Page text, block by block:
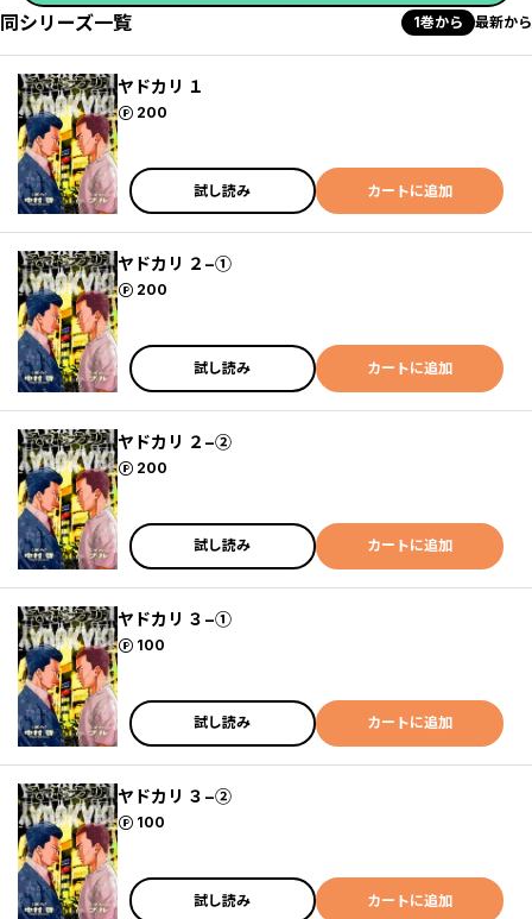
同シリーズ一覧 1巻から 最新から
ヤドカリ １
200
ポイント
試し読み カートに追加
ヤドカリ ２−①
200
ポイント
試し読み カートに追加
ヤドカリ ２−②
200
ポイント
試し読み カートに追加
ヤドカリ ３−①
100
ポイント
試し読み カートに追加
ヤドカリ ３−②
100
ポイント
試し読み カートに追加